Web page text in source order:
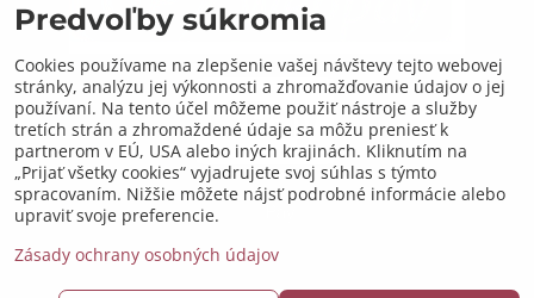
©2026Copyright
Predvoľby súkromia
Cookies používame na zlepšenie vašej návštevy tejto webovej
stránky, analýzu jej výkonnosti a zhromažďovanie údajov o jej
používaní. Na tento účel môžeme použiť nástroje a služby
tretích strán a zhromaždené údaje sa môžu preniesť k
partnerom v EÚ, USA alebo iných krajinách. Kliknutím na
„Prijať všetky cookies“ vyjadrujete svoj súhlas s týmto
spracovaním. Nižšie môžete nájsť podrobné informácie alebo
upraviť svoje preferencie.
Zásady ochrany osobných údajov